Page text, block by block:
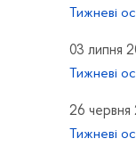
Тижневі
03 липня
Тижневі
26 червня
Тижневі